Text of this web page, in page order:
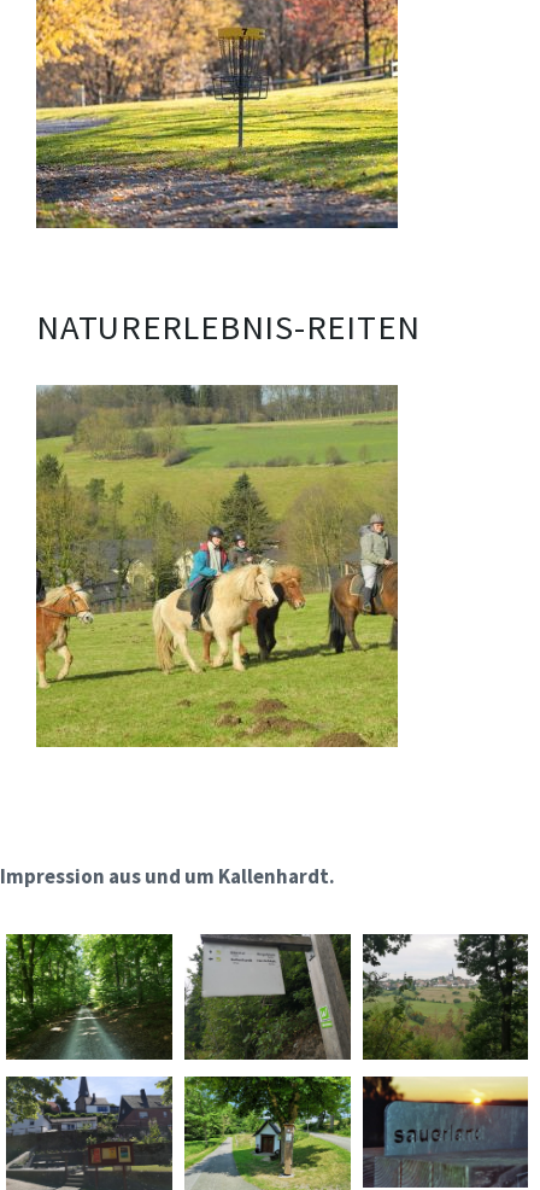
NATURERLEBNIS-REITEN
Impression aus und um Kallenhardt.